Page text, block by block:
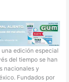
edición especial
del tiempo se han
nacionales y
Fundados por